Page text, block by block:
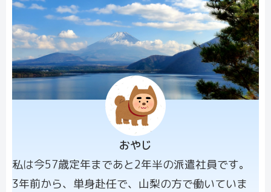
プロフィー
ル画像
おやじ
私は今57歳定年まであと2年半の派遣社員です。
3年前から、単身赴任で、山梨の方で働いていま